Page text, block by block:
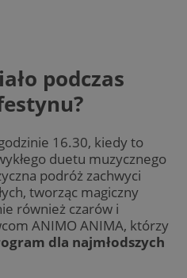
podczas
16.30, kiedy to
duetu muzycznego
podróż zachwyci
tworząc magiczny
również czarów i
ANIMO ANIMA, którzy
dla najmłodszych